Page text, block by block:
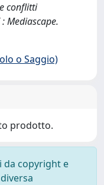
conflitti
Mediascape.
o Saggio)
prodotto.
da copyright e